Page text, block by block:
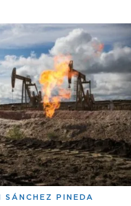
SÁNCHEZ PINEDA